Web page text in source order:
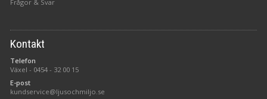
Frågor & Svar
Kontakt
Telefon
Växel - 0454 - 32 00 15
E-post
kundservice@ljusochmiljo.se